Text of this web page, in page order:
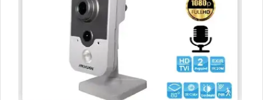
Chất lượng hình ảnh sắc nét 2.0 MP và sử dụng đầu ghi tích
hợp công nghệ nhìn đêm chất lượng có màu ban đêm, hình
ảnh ban đêm trở nên rõ nét và chất lượng.